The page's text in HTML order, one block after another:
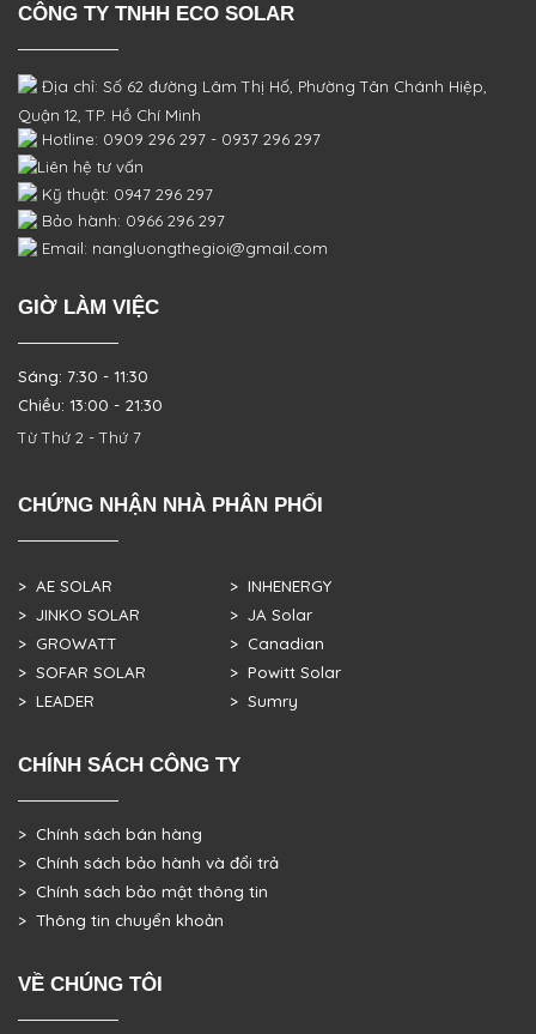
CÔNG TY TNHH ECO SOLAR
Địa chỉ: Số 62 đường Lâm Thị Hố, PhườngTân Chánh Hiệp,
Quận 12, TP. Hồ Chí Minh
Hotline: 0909 296 297 - 0937 296 297
Liên hệ tư vấn
Kỹ thuật: 0947 296 297
Bảo hành: 0966 296 297
Email: nangluongthegioi@gmail.com
GIỜ LÀM VIỆC
Sáng: 7:30 - 11:30
Chiều: 13:00 - 21:30
Từ Thứ 2 - Thứ 7
CHỨNG NHẬN NHÀ PHÂN PHỐI
> AE SOLAR
> JINKO SOLAR
> GROWATT
> SOFAR SOLAR
> LEADER
> INHENERGY
> JA Solar
> Canadian
> Powitt Solar
> Sumry
CHÍNH SÁCH CÔNG TY
> Chính sách bán hàng
> Chính sách bảo hành và đổi trả
> Chính sách bảo mật thông tin
> Thông tin chuyển khoản
VỀ CHÚNG TÔI